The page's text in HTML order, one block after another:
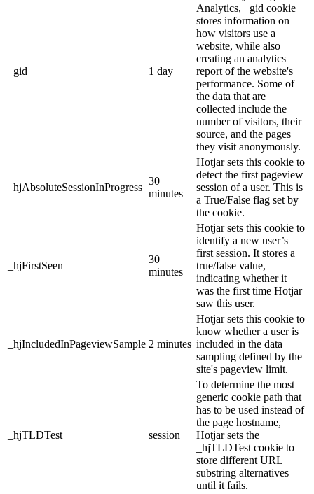
_gid 1 day
Analytics, _gid cookie
stores information on
how visitors use a
website, while also
creating an analytics
report of the website's
performance. Some of
the data that are
collected include the
number of visitors, their
source, and the pages
they visit anonymously.
_hjAbsoluteSessionInProgress
30
minutes
Hotjar sets this cookie to
detect the first pageview
session of a user. This is
a True/False flag set by
the cookie.
_hjFirstSeen
30
minutes
Hotjar sets this cookie to
identify a new user’s
first session. It stores a
true/false value,
indicating whether it
was the first time Hotjar
saw this user.
_hjIncludedInPageviewSample 2 minutes
Hotjar sets this cookie to
know whether a user is
included in the data
sampling defined by the
site's pageview limit.
_hjTLDTest session
To determine the most
generic cookie path that
has to be used instead of
the page hostname,
Hotjar sets the
_hjTLDTest cookie to
store different URL
substring alternatives
until it fails.